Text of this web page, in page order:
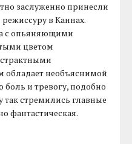
заслуженно принесли
в Каннах.
с опьяняющими
цветом
необъяснимой
и тревогу, подобно
так стремились главные
фантастическая.